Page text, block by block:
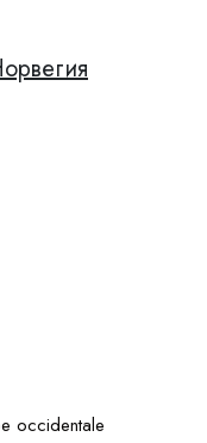
occidentale